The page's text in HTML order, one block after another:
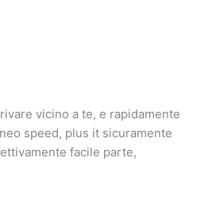
vicino a te, e rapidamente
speed, plus it sicuramente
facile parte,